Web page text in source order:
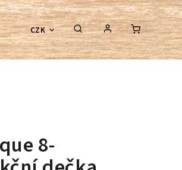
CZK sedel Poradenství
8-